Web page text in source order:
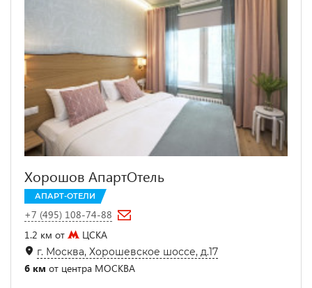
Хорошов АпартОтель
АПАРТ-ОТЕЛИ
+7 (495) 108-74-88
1.2 км от
ЦСКА
г. Москва, Хорошевское шоссе, д.17
6 км от центра МОСКВА